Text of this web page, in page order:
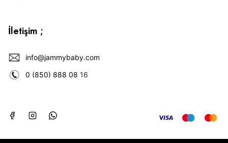
İletişim ;
info@jammybaby.com
0 (850) 888 08 16